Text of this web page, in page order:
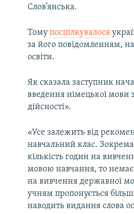
Слов’янська.
Томупоспілкувалося
за його повідомленням,
освіти.
Як сказала заступник
введення німецької мови
дійсності».
«Усе залежить від
навчальний клас.
кількість годин на
мовою навчання, то немає
на вивчення державної
учням пропонується
наводить видання слова